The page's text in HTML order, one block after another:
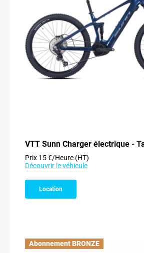
VTT Sunn Charger électrique -
Prix 15 €/Heure (HT)
Découvrir le véhicule
Location
Abonnement BRONZE